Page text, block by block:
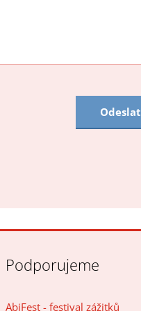
Odeslat
Podporujeme
AbiFest - festival zážitků